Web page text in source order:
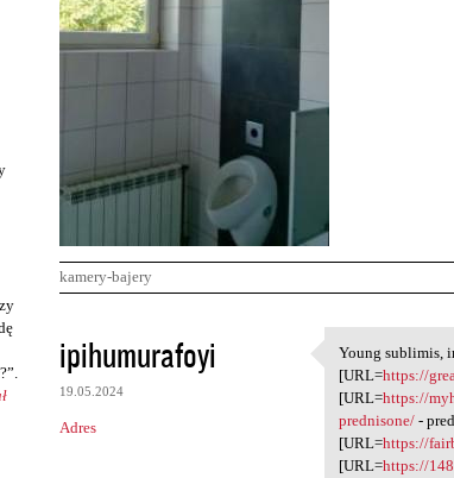
kamery-bajery
K
o
m
e
ipihumurafoyi
19.05.2024
Adres
Young
Young sublimis,
[URL=https://
[URL=https://
prednisone/ -
[URL=https://
[URL=https://